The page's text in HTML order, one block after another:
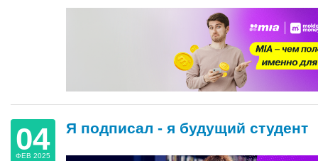
04
ФЕВ 2025
Я подписал - я будущий студент